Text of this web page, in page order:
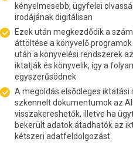
kényelmesebb, ügyfelei
irodájának digitálisan
Ezek után megkezdődik a
áttöltése a könyvelő
után a könyvelési rendszerek
iktatják és könyvelik, így a
egyszerűsödnek
A megoldás elsődleges iktatási
szkennelt dokumentumok az
visszakereshetők, illetve ha
bekerült adatok átadhatók az
kétszeri adatfeldolgozást.